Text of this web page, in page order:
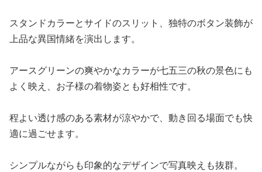
スタンドカラーとサイドのスリット、独特のボタン装飾が
上品な異国情緒を演出します。
アースグリーンの爽やかなカラーが七五三の秋の景色にも
よく映え、お子様の着物姿とも好相性です。
程よい透け感のある素材が涼やかで、動き回る場面でも快
適に過ごせます。
シンプルながらも印象的なデザインで写真映えも抜群。